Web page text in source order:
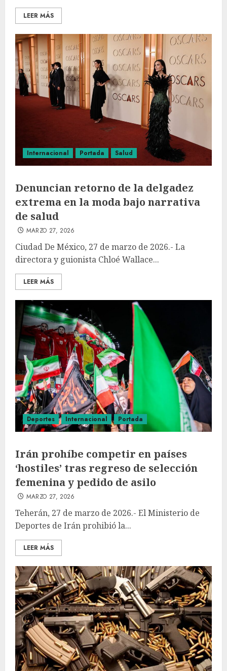
LEER MÁS
Internacional Portada Salud
Denuncian retorno de la delgadez
extrema en la moda bajo narrativa
de salud
MARZO 27, 2026
Ciudad De México, 27 de marzo de 2026.- La
directora y guionista Chloé Wallace...
LEER MÁS
Deportes Internacional Portada
Irán prohíbe competir en países
‘hostiles’ tras regreso de selección
femenina y pedido de asilo
MARZO 27, 2026
Teherán, 27 de marzo de 2026.- El Ministerio de
Deportes de Irán prohibió la...
LEER MÁS